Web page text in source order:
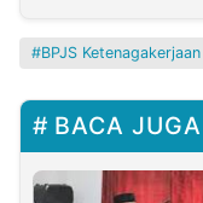
BPJS Ketenagakerjaan
BACA JUGA